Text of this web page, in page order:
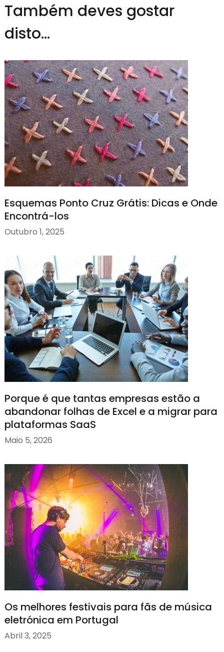
Também deves gostar
disto...
Esquemas Ponto Cruz Grátis: Dicas e Onde
Encontrá-los
Outubro 1, 2025
Porque é que tantas empresas estão a
abandonar folhas de Excel e a migrar para
plataformas SaaS
Maio 5, 2026
Os melhores festivais para fãs de música
eletrónica em Portugal
Abril 3, 2025